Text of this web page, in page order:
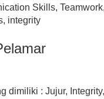
Skills,
integrity
dimiliki : Jujur,